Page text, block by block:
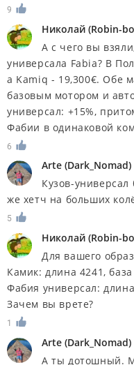
9
Николай (Robin-
А с чего вы
универсала Fabia? В
а Kamiq - 19,300€. Обе
базовым мотором и
универсал: +15%,
Фабии в одинаковой
6
Arte (Dark_Nomad)
Кузов-
же хетч на больших
5
Николай (Robin-
Для вашего
Камик: длина 4241, база
Фабия универсал:
Зачем вы врете?
1
Arte (Dark_Nomad)
А ты дотошный.